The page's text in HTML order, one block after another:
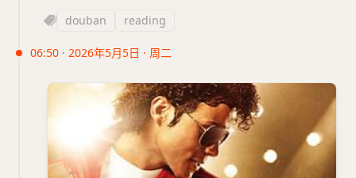
douban reading
06:50 · 2026年5月5日 · 周二